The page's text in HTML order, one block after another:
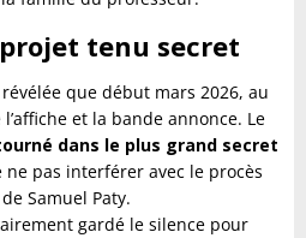
projet tenu secret
révélée que début mars 2026, au
et la bande annonce. Le
dans le plus grand secret
ne pas interférer avec le procès
Samuel Paty.
gardé le silence pour